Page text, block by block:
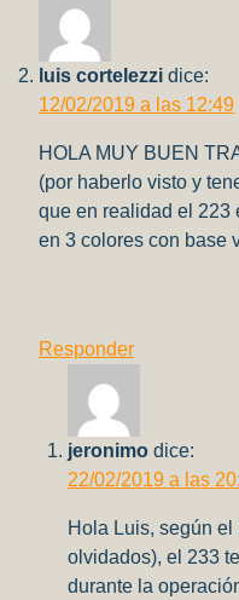
luis cortelezzi dice:
12/02/2019 a las 12:49
HOLA MUY BUEN
(por haberlo visto y
que en realidad el 223
en 3 colores con base
Responder
jeronimo dice:
22/02/2019 a las
Hola Luis, según
olvidados), el 233
durante la